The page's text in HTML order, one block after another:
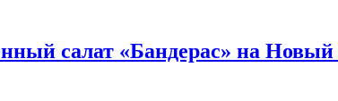
салат «Бандерас» на Новый